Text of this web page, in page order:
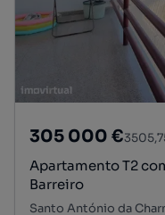
305 000 €
Apartamento T2
Barreiro
Santo António da